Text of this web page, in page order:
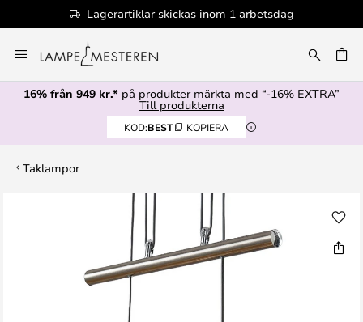
Lagerartiklar skickas inom 1 arbetsdag
till
innehållet
16% från 949 kr.* på produkter märkta med “-16% EXTRA”
Till produkterna
KOD:BEST KOPIERA
Taklampor